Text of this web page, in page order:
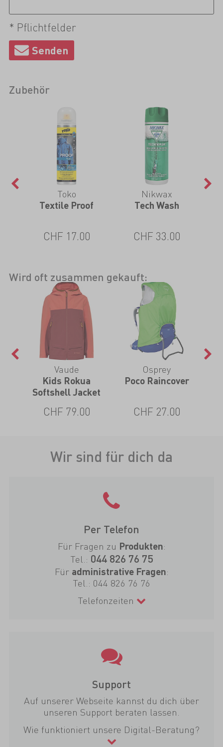
* Pflichtfelder
Zubehör
Toko
Textile Proof
CHF 17.00
Nikwax
Tech Wash
CHF 33.00
Wird oft zusammen gekauft:
Vaude
Kids Rokua
Softshell Jacket
CHF 79.00
Osprey
Poco Raincover
CHF 27.00
Wir sind für dich da
Per Telefon
Für Fragen zu Produkten:
Tel.: 044 826 76 75
Für administrative Fragen:
Tel.: 044 826 76 76
Telefonzeiten
Support
Auf unserer Webseite kannst du dich über
unseren Support beraten lassen.
Wie funktioniert unsere Digital-Beratung?